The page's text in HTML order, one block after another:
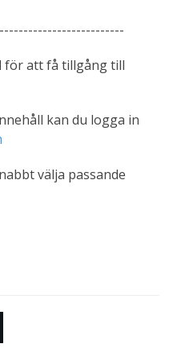
för att få tillgång till
kan du logga in
välja passande